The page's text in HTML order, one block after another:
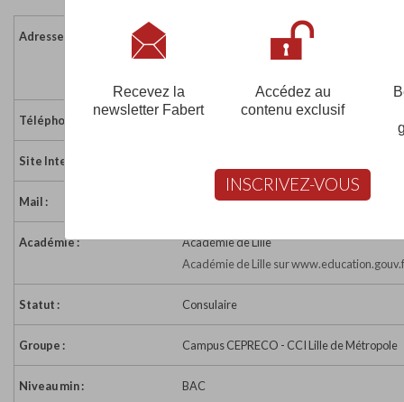
Adresse :
45 avenue André Chénier
Téléphone :
Site Internet :
Mail : contact@formations-lille-cci.com
Académie :
Académie de Lille
Académie de Lille sur
Statut : Consulaire
Groupe : Campus CEPRECO - CCI Lille de Métropole
Niveau min : BAC
Recevez la
newsletter Fabert
Accédez au
contenu exclusif
INSCRIVEZ-VOUS